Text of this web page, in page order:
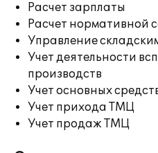
Расчет зарплаты
Расчет нормативной
Управление
Учет деятельности
производств
Учет основных
Учет прихода ТМЦ
Учет продаж ТМЦ